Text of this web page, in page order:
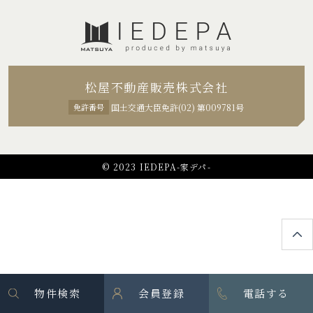
松屋不動産販売株式会社
免許番号 国土交通大臣免許(02) 第009781号
© 2023 IEDEPA-家デパ-
物件検索 会員登録 電話する